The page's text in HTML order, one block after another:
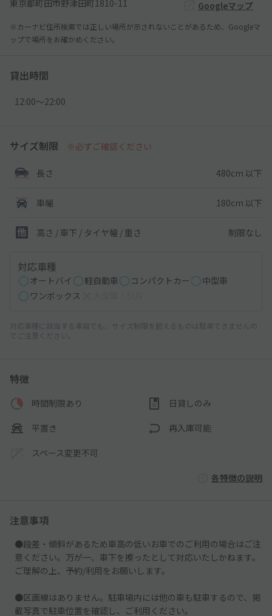
東京都町田市野津田町1810-11 Googleマップ
※カーナビ住所検索では正しい場所が示されないことがあるため、Googleマ
ップで場所をお確かめください。
貸出時間
12:00〜22:00
サイズ制限 ※必ずご確認ください
長さ 480cm 以下
車幅 180cm 以下
高さ / 車下 / タイヤ幅 / 重さ 制限なし
対応車種
オートバイ 軽自動車 コンパクトカー
中型車
ワンボックス
対応車種に該当する車両でも、サイズ制限を超えるものは駐車できませんの
でご注意ください。
特徴
時間制限あり 日貸しのみ
平置き 再入庫可能
スペース変更不可
各特徴の説明
注意事項
●段差・傾斜があるため車高の低いお車でのご利用の場合はご注
意ください。万が一、車下を擦ったとして対応いたしかねます。
ご理解の上、予約/利用をお願いします。
●区画線はありません。駐車場内には他の車も駐車するので、掲
載写真で駐車位置を確認し、ご利用ください。